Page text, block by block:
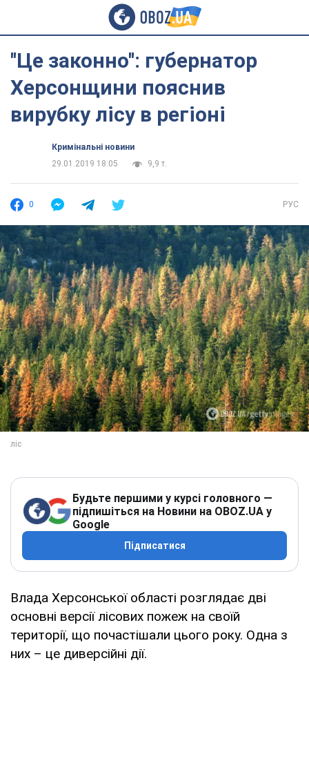
''Це законно'': губернатор
Херсонщини пояснив
вирубку лісу в регіоні
Кримінальні новини
29.01.2019 18:05
9,9 т.
0 РУС
Будьте першими у курсі головного —
підпишіться на Новини на OBOZ.UA у
Google
Підписатися
Влада Херсонської області розглядає дві
основні версії лісових пожеж на своїй
території, що почастішали цього року. Одна з
них – це диверсійні дії.